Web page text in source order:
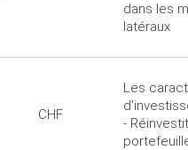
dans les
latéraux
CHF
Les
-